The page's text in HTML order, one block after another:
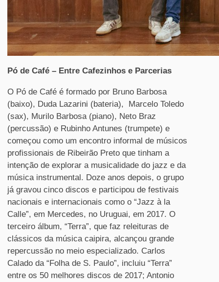
Pó de Café – Entre Cafezinhos e Parcerias
O Pó de Café é formado por Bruno Barbosa
(baixo), Duda Lazarini (bateria), Marcelo Toledo
(sax), Murilo Barbosa (piano), Neto Braz
(percussão) e Rubinho Antunes (trumpete) e
começou como um encontro informal de músicos
profissionais de Ribeirão Preto que tinham a
intenção de explorar a musicalidade do jazz e da
música instrumental. Doze anos depois, o grupo
já gravou cinco discos e participou de festivais
nacionais e internacionais como o “Jazz à la
Calle”, em Mercedes, no Uruguai, em 2017. O
terceiro álbum, “Terra”, que faz releituras de
clássicos da música caipira, alcançou grande
repercussão no meio especializado. Carlos
Calado da “Folha de S. Paulo”, incluiu “Terra”
entre os 50 melhores discos de 2017; Antonio